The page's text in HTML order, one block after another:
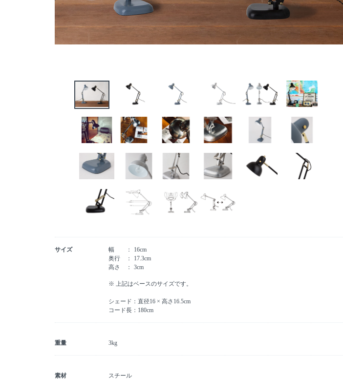
サイズ 幅
16cm
奥行
17.3cm
高さ
3cm
※ 上記はベースのサイズです。
シェード：直径16 × 高さ16.5cm
コード長：180cm
重量 3kg
素材 スチール